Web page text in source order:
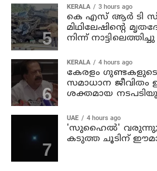
KERALA 3 hours ago
കെ എസ് ആര്‍ ടി സി
മിഥിലേഷിന്റെ
നിന്ന് നാട്ടിലെത്തിച്ചു
KERALA 4 hours ago
കേരളം ഗുണ്ടകളുടെ
സമാധാന ജീവിതം
ശക്തമായ
UAE 4 hours ago
'സുഹൈല്‍'
കടുത്ത ചൂടിന്